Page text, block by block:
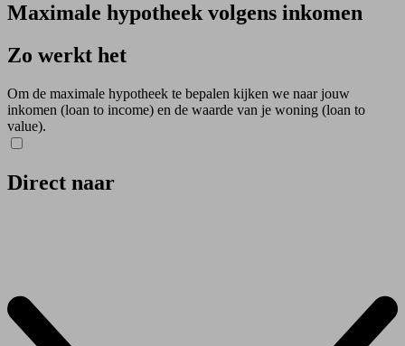
Maximale hypotheek volgens inkomen
Zo werkt het
Om de maximale hypotheek te bepalen kijken we naar jouw
inkomen (loan to income) en de waarde van je woning (loan to
value).
Direct naar